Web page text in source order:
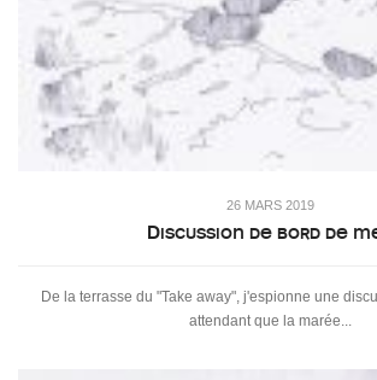
26 MARS 2019
Discussion de bord de
De la terrasse du "Take away", j'espionne une
attendant que la marée...